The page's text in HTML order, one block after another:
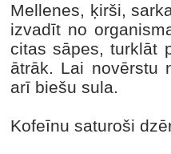
Mellenes, ķirši,
izvadīt no
citas sāpes, turklāt
ātrāk. Lai novērstu
arī biešu sula.
Kofeīnu saturoši